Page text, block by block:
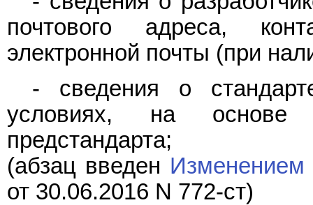
почтового адреса,
электронной почты (при
- сведения о
условиях, на основе
предстандарта;
(абзац введен Изменением
от 30.06.2016 N 772-ст)